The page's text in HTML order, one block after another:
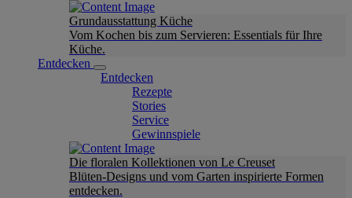
Grundausstattung Küche
Vom Kochen bis zum Servieren: Essentials für Ihre
Küche.
Entdecken
Entdecken
Rezepte
Stories
Service
Gewinnspiele
Die floralen Kollektionen von Le Creuset
Blüten-Designs und vom Garten inspirierte Formen
entdecken.